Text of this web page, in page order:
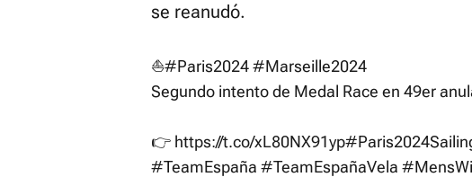
se reanudó.
⛵️#Paris2024#Marseille2024
Segundo intento de Medal Race en 49er
👉 https://t.co/xL80NX91yp
#TeamEspaña #TeamEspañaVela